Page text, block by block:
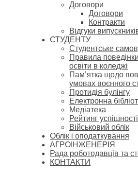
Договори
Договори
Контракти
Відгуки
СТУДЕНТУ
Cтудентське
Правила
освіти в коледжі
Пам’ятка щодо
умовах воєнного
Протидія булінгу
Електронна
Медіатека
Рейтинг успішності
Військовий облік
Облік і оподаткування
АГРОІНЖЕНЕРІЯ
Рада роботодавців та
КОНТАКТИ